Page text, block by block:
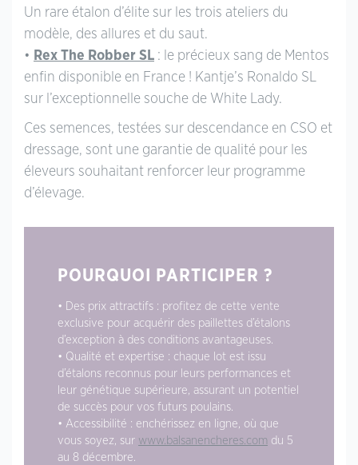
Un rare étalon d’élite sur les trois ateliers du
modèle, des allures et du saut.
• Rex The Robber SL : le précieux sang de Mentos
enfin disponible en France ! Kantje’s Ronaldo SL
sur l’exceptionnelle souche de White Lady.
Ces semences, testées sur descendance en CSO et
dressage, sont une garantie de qualité pour les
éleveurs souhaitant renforcer leur programme
d’élevage.
POURQUOI PARTICIPER ?
• Des prix attractifs : profitez de cette vente
exclusive pour acquérir des paillettes d’étalons
d’exception à des conditions avantageuses.
• Qualité et expertise : chaque lot est issu
d’étalons reconnus pour leurs performances et
leur génétique supérieure, assurant un potentiel
de succès pour vos futurs poulains.
• Accessibilité : enchérissez en ligne, où que
vous soyez, sur www.balsanencheres.com du 5
au 8 décembre.